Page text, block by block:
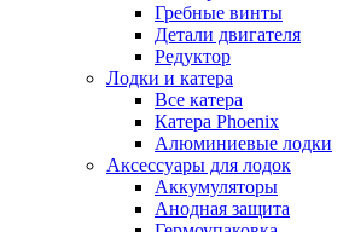
Гребные винты
Детали двигателя
Редуктор
Лодки и катера
Все катера
Катера Phoenix
Алюминиевые лодки
Аксессуары для лодок
Аккумуляторы
Анодная защита